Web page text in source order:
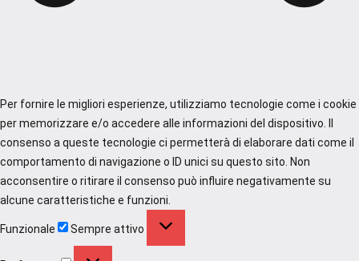
Per fornire le migliori esperienze, utilizziamo tecnologie come i cookie
per memorizzare e/o accedere alle informazioni del dispositivo. Il
consenso a queste tecnologie ci permetterà di elaborare dati come il
comportamento di navigazione o ID unici su questo sito. Non
acconsentire o ritirare il consenso può influire negativamente su
alcune caratteristiche e funzioni.
Funzionale Sempre attivo